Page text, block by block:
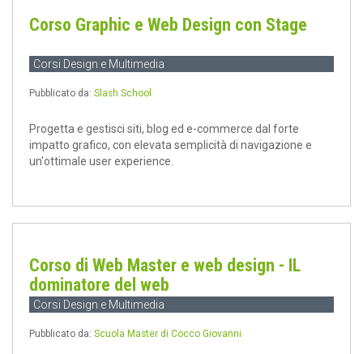
Corso Graphic e Web Design con Stage
Corsi Design e Multimedia
Pubblicato da: Slash School
Progetta e gestisci siti, blog ed e-commerce dal forte
impatto grafico, con elevata semplicità di navigazione e
un'ottimale user experience.
Corso di Web Master e web design - IL
dominatore del web
Corsi Design e Multimedia
Pubblicato da: Scuola Master di Cocco Giovanni